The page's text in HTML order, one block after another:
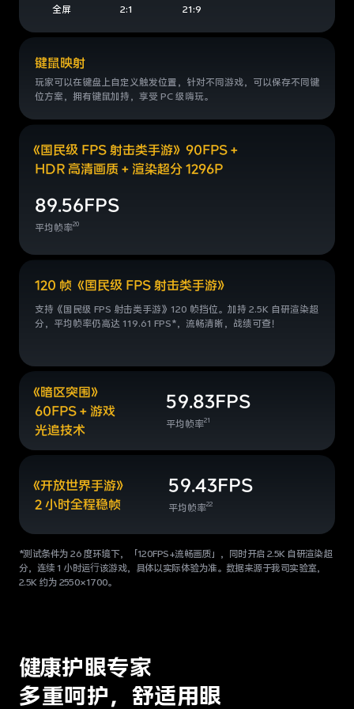
全屏 2:1 21:9
键鼠映射
玩家可以在键盘上自定义触发位置， 针对不同游戏，可以保存不同键
位方案，拥有键鼠加持，享受 PC 级嗨玩。
《国民级 FPS 射击类手游》90FPS +
HDR 高清画质 + 渲染超分 1296P
89.56FPS
平均帧率20
120 帧《国民级 FPS 射击类手游》
支持《国民级 FPS 射击类手游》120 帧挡位。加持 2.5K 自研渲染超
分，平均帧率仍高达 119.61 FPS*，流畅清晰，战绩可查！
《暗区突围》
60FPS + 游戏
光追技术
59.83FPS
平均帧率21
《开放世界手游》
2 小时全程稳帧
59.43FPS
平均帧率22
*测试条件为 26 度环境下，「120FPS+流畅画质」，同时开启 2.5K 自研渲染超
分，连续 1 小时运⾏该游戏，具体以实际体验为准。数据来源于我司实验室，
2.5K 约为 2550×1700。
健康护眼专家
多重呵护，舒适用眼